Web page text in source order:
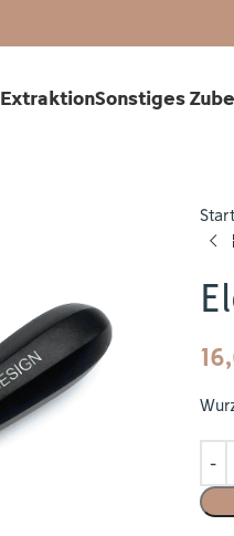
ExtraktionSonstiges
Start